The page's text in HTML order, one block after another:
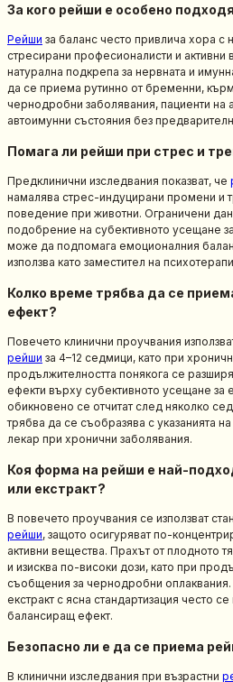
За кого рейши е особено
Рейши за баланс често привлича хора
стресирани професионалисти и активни
натурална подкрепа за нервната и
да се приема рутинно от бременни,
чернодробни заболявания, пациенти на
автоимунни състояния без
Помага ли рейши при стрес и
Предклинични изследвания показват, че
намалява стрес-индуцирани промени и
поведение при животни. Ограничени
подобрение на субективното усещане
може да подпомага емоционалния
използва като заместител на
Колко време трябва да се
ефект?
Повечето клинични проучвания
рейши за 4–12 седмици, като при
продължителността понякога се
ефекти върху субективното усещане за
обикновено се отчитат след няколко
трябва да се съобразява с указанията
лекар при хронични заболявания.
Коя форма на рейши е най-
или екстракт?
В повечето проучвания се използват
рейши, защото осигуряват по-
активни вещества. Прахът от плодното
и изисква по-високи дози, като при
съобщения за чернодробни
екстракт с ясна стандартизация често
балансиращ ефект.
Безопасно ли е да се приема
В клинични изследвания при възрастни